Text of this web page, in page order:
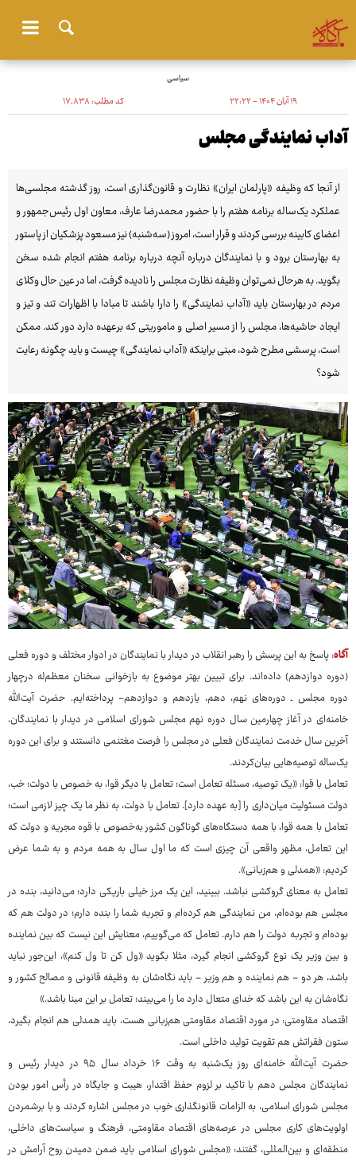
سیاسی
۱۹ آبان ۱۴۰۴ - ۲۲:۲۲ کد مطلب:۱۷٬۸۳۸
آداب نمایندگی مجلس
از آنجا که وظیفه «پارلمان ایران» نظارت و قانون‌گذاری است، روز گذشته مجلسی‌ها
عملکرد یک‌ساله برنامه هفتم را با حضور محمدرضا عارف، معاون اول رئیس‌جمهور و
اعضای کابینه بررسی کردند و قرار است، امروز (سه‌شنبه) نیز مسعود پزشکیان از پاستور
به بهارستان برود و با نمایندگان درباره آنچه درباره برنامه هفتم انجام شده سخن
بگوید. به هرحال نمی‌توان وظیفه نظارت مجلس را نادیده گرفت، اما در عین حال وکلای
مردم در بهارستان باید «آداب نمایندگی» را دارا باشند تا مبادا با اظهارات تند و تیز و
ایجاد حاشیه‌ها، مجلس را از مسیر اصلی و ماموریتی که برعهده دارد دور کند. ممکن
است، پرسشی مطرح شود، مبنی براینکه «آداب نمایندگی» چیست و باید چگونه رعایت
شود؟
آگاه: پاسخ به این پرسش را رهبر انقلاب در دیدار با نمایندگان در ادوار مختلف و دوره فعلی
(دوره دوازدهم) داده‌اند. برای تبیین بهتر موضوع به بازخوانی سخنان معظم‌له درچهار
دوره مجلس ـ دوره‌های نهم، دهم، یازدهم و دوازدهم- پرداخته‌ایم. حضرت آیت‌الله
خامنه‌ای در آغاز چهارمین سال دوره‌ نهم مجلس شورای اسلامی در دیدار با نمایندگان،
آخرین سال خدمت نمایندگان فعلی در مجلس را فرصت مغتنمی دانستند و برای این دوره‌
یک‌ساله توصیه‌هایی بیان‌کردند.
تعامل با قوا: «یک توصیه‌، مسئله‌ تعامل است؛ تعامل با دیگر قوا، به خصوص با دولت؛ خب،
دولت مسئولیت میان‌داری را [به عهده دارد]. تعامل با دولت، به نظر ما یک چیز لازمی است؛
تعامل با همه‌ قوا، با همه‌ دستگاه‌های گوناگون کشور به‌خصوص با قوه‌ مجریه و دولت که
این تعامل، مظهر واقعی آن چیزی است که ما اول سال به همه‌ مردم و به شما عرض
کردیم: «همدلی و هم‌زبانی».
تعامل به معنای گروکشی نباشد. ببینید، این یک مرز خیلی باریکی دارد؛ می‌دانید، بنده در
مجلس هم بوده‌ام، من نمایندگی هم کرده‌ام و تجربه‌ شما را بنده دارم؛ در دولت هم که
بوده‌ام و تجربه‌ دولت را هم دارم. تعامل که می‌گوییم، معنایش این نیست که بین نماینده
و بین وزیر یک نوع گروکشی انجام گیرد، مثلا بگوید «ول کن تا ول کنم»، این‌جور نباید
باشد، هر دو - هم نماینده و هم وزیر - باید نگاه‌شان به وظیفه‌ قانونی و مصالح کشور و
نگاه‌شان به این باشد که خدای متعال دارد ما را می‌بیند؛ تعامل بر این مبنا باشد.»
اقتصاد مقاومتی: در مورد اقتصاد مقاومتی هم‌زبانی هست، باید همدلی هم انجام بگیرد،
ستون فقراتش هم تقویت تولید داخلی است.
حضرت آیت‌الله خامنه‌ای روز یک‌شنبه به وقت ۱۶ خرداد سال ۹۵ در دیدار رئیس و
نمایندگان مجلس دهم با تاکید بر لزوم حفظ اقتدار، هیبت و جایگاه در رأس امور بودن
مجلس شورای اسلامی، به الزامات قانونگذاری خوب در مجلس اشاره کردند و با برشمردن
اولویت‌های کاری مجلس در عرصه‌های اقتصاد مقاومتی، فرهنگ و سیاست‌های داخلی،
منطقه‌ای و بین‌المللی، گفتند: «مجلس شورای اسلامی باید ضمن دمیدن روح آرامش در